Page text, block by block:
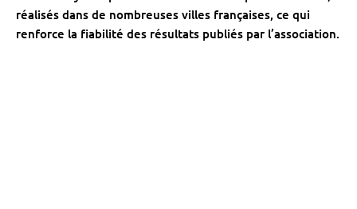
réalisés dans de nombreuses villes françaises, ce qui
renforce la fiabilité des résultats publiés par l’association.